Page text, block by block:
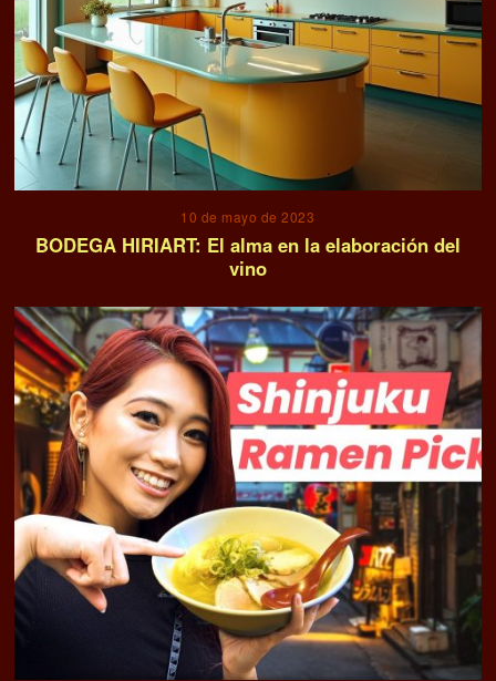
10 de mayo de 2023
BODEGA HIRIART: El alma en la elaboración del
vino